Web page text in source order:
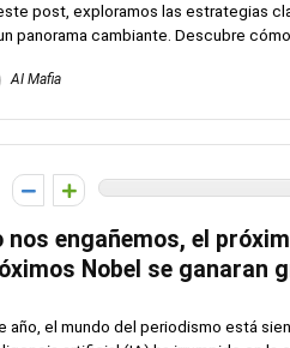
post, exploramos las estrategias
panorama cambiante. Descubre cómo
AI Mafia
nos engañemos, el
Nobel se ganaran
año, el mundo del periodismo está